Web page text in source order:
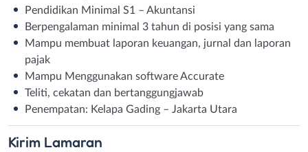
Pendidikan Minimal S1 – Akuntansi
Berpengalaman minimal 3 tahun di posisi yang sama
Mampu membuat laporan keuangan, jurnal dan laporan
pajak
Mampu Menggunakan software Accurate
Teliti, cekatan dan bertanggungjawab
Penempatan: Kelapa Gading – Jakarta Utara
Kirim Lamaran